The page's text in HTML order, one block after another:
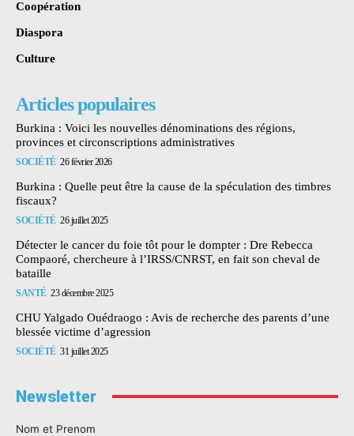
Coopération
Diaspora
Culture
Articles populaires
Burkina : Voici les nouvelles dénominations des régions,
provinces et circonscriptions administratives
SOCIÉTÉ 26 février 2026
Burkina : Quelle peut être la cause de la spéculation des timbres
fiscaux?
SOCIÉTÉ 26 juillet 2025
Détecter le cancer du foie tôt pour le dompter : Dre Rebecca
Compaoré, chercheure à l’IRSS/CNRST, en fait son cheval de
bataille
SANTÉ 23 décembre 2025
CHU Yalgado Ouédraogo : Avis de recherche des parents d’une
blessée victime d’agression
SOCIÉTÉ 31 juillet 2025
Newsletter
Nom et Prenom